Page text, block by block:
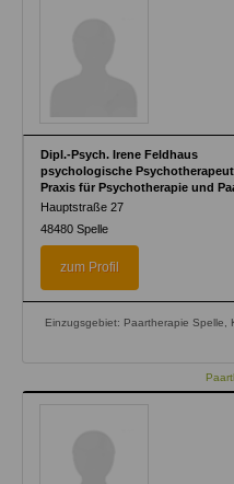
Dipl.-Psych. Irene Feldhaus
psychologische
Praxis für Psychotherapie und
Hauptstraße 27
48480 Spelle
zum Profil
Einzugsgebiet: Paartherapie Spelle,